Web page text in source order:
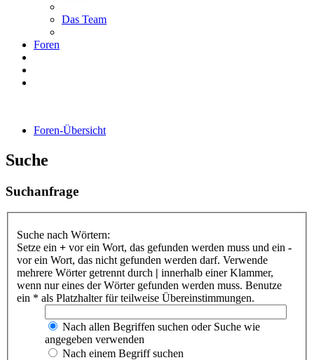
Das Team
Foren
Foren-Übersicht
Suche
Suchanfrage
Suche nach Wörtern:
Setze ein + vor ein Wort, das gefunden werden muss und ein -
vor ein Wort, das nicht gefunden werden darf. Verwende
mehrere Wörter getrennt durch | innerhalb einer Klammer,
wenn nur eines der Wörter gefunden werden muss. Benutze
ein * als Platzhalter für teilweise Übereinstimmungen.
Nach allen Begriffen suchen oder Suche wie
angegeben verwenden
Nach einem Begriff suchen